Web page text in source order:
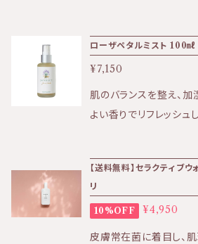
します。 定期便はこちら⇩ https://biotime.th
ebase.in/categories/4002042
同じ商品ですのでご安心
選べません。 ★ニキビ、吹き出物のあるお肌に
★爽やかなハーブの香
チャー、男性にもお使い頂けます
ー葉油、カミツレ花エキ
ラメリアトリアンドラ根
ールは小麦由来のものを
ローザペタルミスト 100㎖
¥7,150
肌のバランスを整え、加
よい香りでリフレッシュします。 《使用
なので、洗顔後、お肌
使用します。 ★効果：もっちりとした柔らかな保
湿感 ★香り：華やかな
ー：みずみずしいローション ＜全成分
【送料無料】セラクティ
リ
10%OFF ¥4,950
皮膚常在菌に着目し、